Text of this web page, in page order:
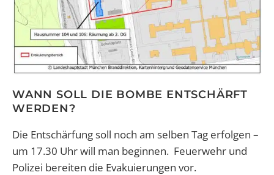
WANN SOLL DIE BOMBE ENTSCHÄRFT
WERDEN?
Die Entschärfung soll noch am selben Tag erfolgen –
um 17.30 Uhr will man beginnen. Feuerwehr und
Polizei bereiten die Evakuierungen vor.